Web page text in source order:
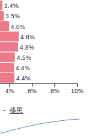
4.4%
4.4%
4.5%
4.8%
4.8%
4.0%
3.5%
3.4%
4% 6% 8% 10%
- 移民